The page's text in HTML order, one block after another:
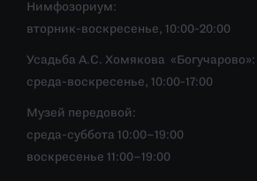
Нимфозориум:
вторник-воскресенье, 10:00-20:00
Усадьба А.С. Хомякова «Богучарово»:
среда-воскресенье, 10:00-17:00
Музей передовой:
среда-суббота 10:00–19:00
воскресенье 11:00–19:00